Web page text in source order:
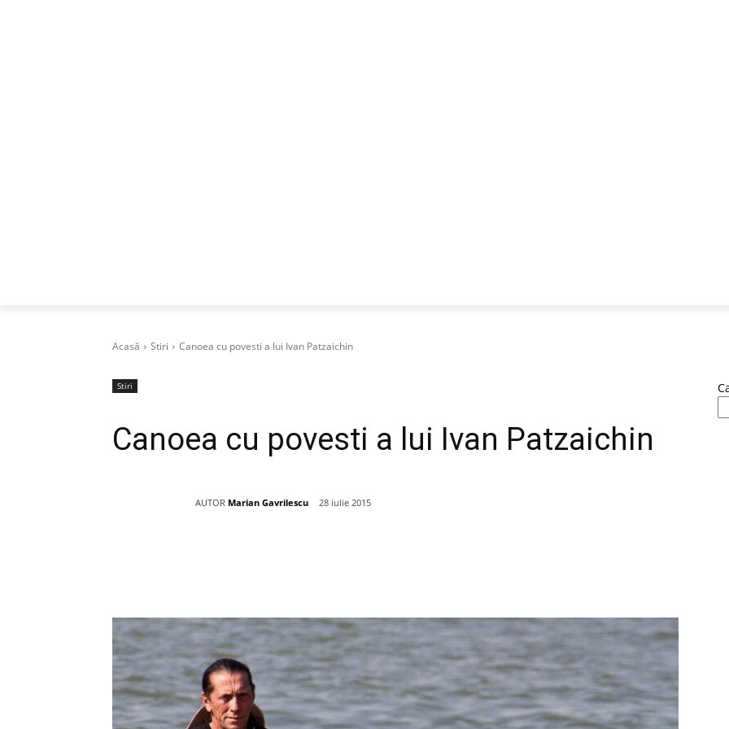
Acasă Stiri Canoea cu povesti a lui Ivan Patzaichin
Stiri
Canoea cu povesti a lui Ivan Patzaichin
AUTOR Marian Gavrilescu 28 iulie 2015